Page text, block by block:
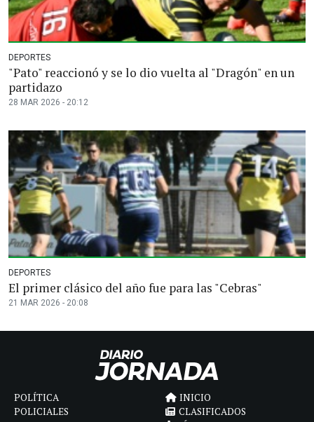
DEPORTES
"Pato" reaccionó y se lo dio vuelta al "Dragón" en un
partidazo
28 MAR 2026 - 20:12
DEPORTES
El primer clásico del año fue para las "Cebras"
21 MAR 2026 - 20:08
POLÍTICA
POLICIALES
INICIO
CLASIFICADOS